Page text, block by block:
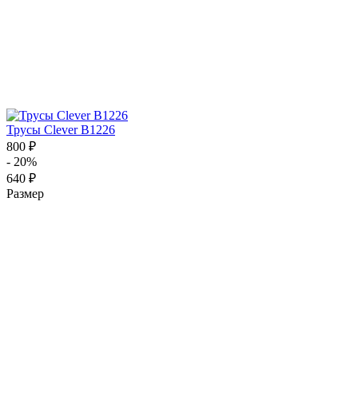
Трусы Clever B1226
800 ₽
- 20%
640 ₽
Размер